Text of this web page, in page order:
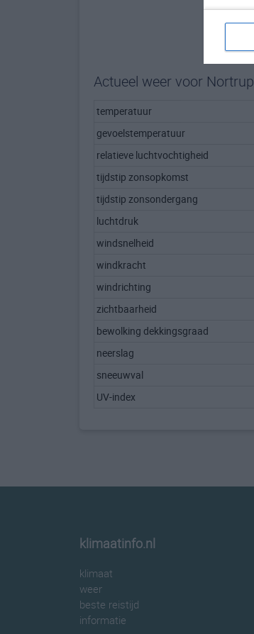
Actueel weer voor Nortrup
temperatuur
gevoelstemperatuur
relatieve luchtvochtigheid
tijdstip zonsopkomst
tijdstip zonsondergang
luchtdruk
windsnelheid
windkracht
windrichting
zichtbaarheid
bewolking dekkingsgraad
neerslag
sneeuwval
UV-index
klimaatinfo.nl
klimaat
weer
beste reistijd
informatie